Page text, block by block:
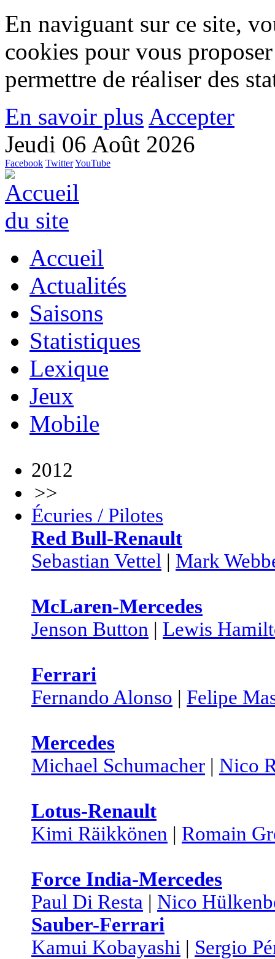
En naviguant sur ce site,
cookies pour vous
permettre de réaliser des
En savoir plus Accepter
Jeudi 06 Août 2026
Facebook TwitterYouTube
Accueil
Actualités
Saisons
Statistiques
Lexique
Jeux
Mobile
2012
>>
Écuries / Pilotes
Red Bull-Renault
Sebastian Vettel | Mark
McLaren-Mercedes
Jenson Button | Lewis
Ferrari
Fernando Alonso | Felipe
Mercedes
Michael Schumacher | Nico
Lotus-Renault
Kimi Räikkönen | Romain
Force India-Mercedes
Paul Di Resta | Nico
Sauber-Ferrari
Kamui Kobayashi | Sergio